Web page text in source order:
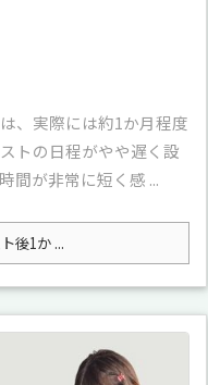
、実際には約1か月程度
トの日程がやや遅く設
間が非常に短く感 ...
後1か ...